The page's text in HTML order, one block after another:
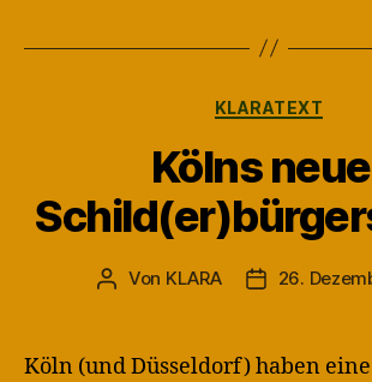
Kategorien
KLARATEXT
Kölns
Beitragsautor
Von KLARA 26.
Köln (und Düsseldorf) haben eine